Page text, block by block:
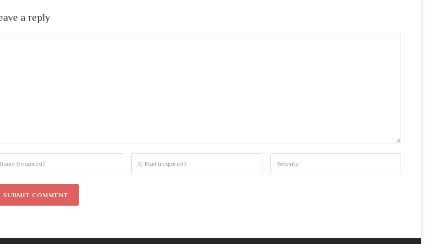
a reply